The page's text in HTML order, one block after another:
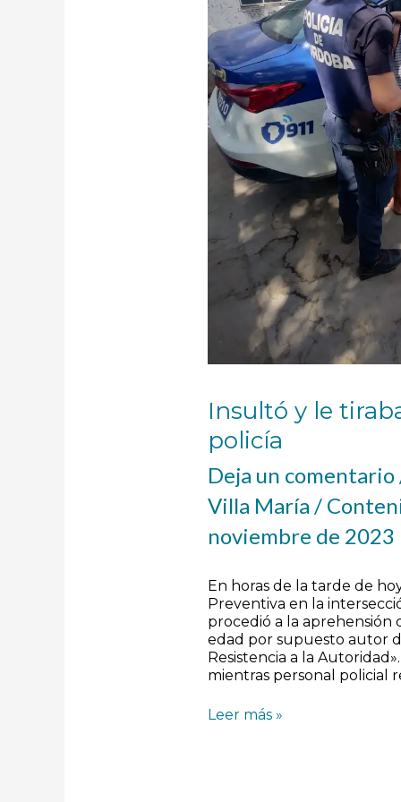
Insultó y le
policía
Deja un comentario
Villa María /
noviembre de 2023
En horas de la tarde de
Preventiva en la
procedió a la aprehensión
edad por supuesto autor
Resistencia a la
mientras personal policial
Leer más »